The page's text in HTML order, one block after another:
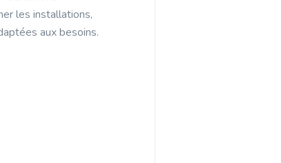
les installations,
aux besoins.